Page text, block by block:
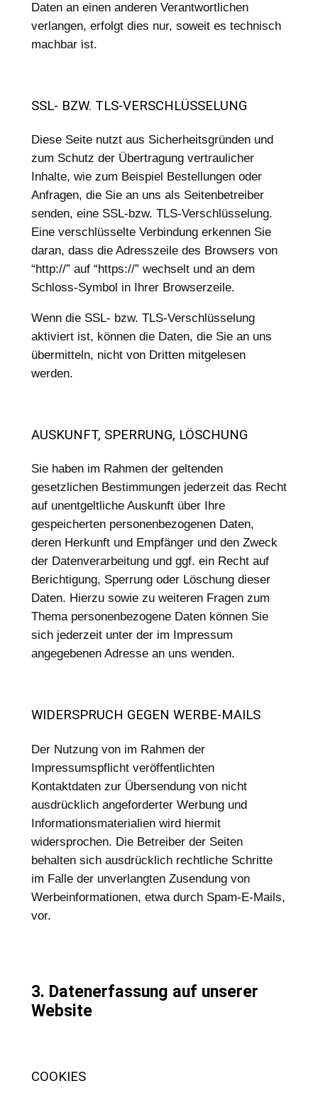
Daten an einen anderen Verantwortlichen
verlangen, erfolgt dies nur, soweit es technisch
machbar ist.
SSL- BZW. TLS-VERSCHLÜSSELUNG
Diese Seite nutzt aus Sicherheitsgründen und
zum Schutz der Übertragung vertraulicher
Inhalte, wie zum Beispiel Bestellungen oder
Anfragen, die Sie an uns als Seitenbetreiber
senden, eine SSL-bzw. TLS-Verschlüsselung.
Eine verschlüsselte Verbindung erkennen Sie
daran, dass die Adresszeile des Browsers von
“http://” auf “https://” wechselt und an dem
Schloss-Symbol in Ihrer Browserzeile.
Wenn die SSL- bzw. TLS-Verschlüsselung
aktiviert ist, können die Daten, die Sie an uns
übermitteln, nicht von Dritten mitgelesen
werden.
AUSKUNFT, SPERRUNG, LÖSCHUNG
Sie haben im Rahmen der geltenden
gesetzlichen Bestimmungen jederzeit das Recht
auf unentgeltliche Auskunft über Ihre
gespeicherten personenbezogenen Daten,
deren Herkunft und Empfänger und den Zweck
der Datenverarbeitung und ggf. ein Recht auf
Berichtigung, Sperrung oder Löschung dieser
Daten. Hierzu sowie zu weiteren Fragen zum
Thema personenbezogene Daten können Sie
sich jederzeit unter der im Impressum
angegebenen Adresse an uns wenden.
WIDERSPRUCH GEGEN WERBE-MAILS
Der Nutzung von im Rahmen der
Impressumspflicht veröffentlichten
Kontaktdaten zur Übersendung von nicht
ausdrücklich angeforderter Werbung und
Informationsmaterialien wird hiermit
widersprochen. Die Betreiber der Seiten
behalten sich ausdrücklich rechtliche Schritte
im Falle der unverlangten Zusendung von
Werbeinformationen, etwa durch Spam-E-Mails,
vor.
3. Datenerfassung auf unserer
Website
COOKIES